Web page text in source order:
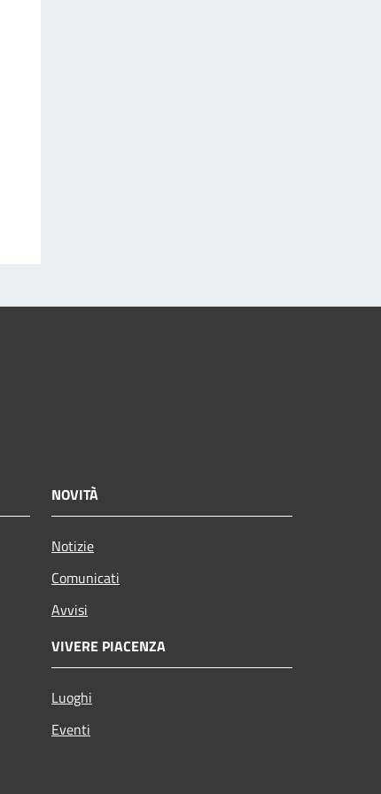
NOVITÀ
Notizie
Comunicati
Avvisi
VIVERE PIACENZA
Luoghi
Eventi